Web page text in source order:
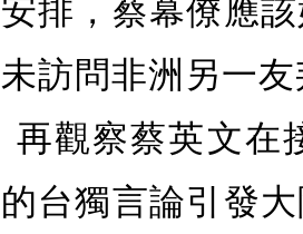
未訪問非洲另一
再觀察蔡英文在
的台獨言論引發